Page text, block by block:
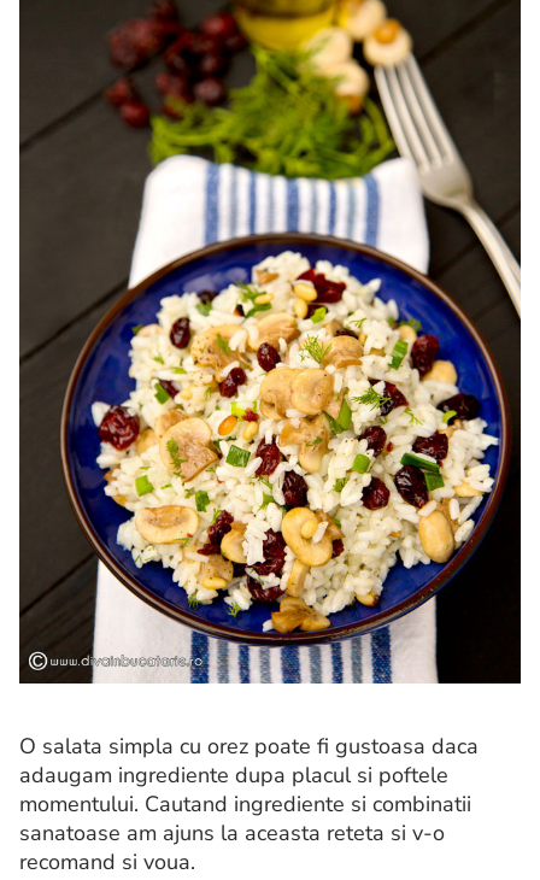
O salata simpla cu orez poate fi gustoasa daca
adaugam ingrediente dupa placul si poftele
momentului. Cautand ingrediente si combinatii
sanatoase am ajuns la aceasta reteta si v-o
recomand si voua.